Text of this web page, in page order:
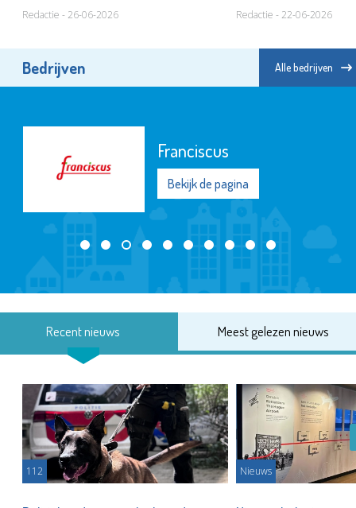
Redactie - 26-06-2026 Redactie - 22-06-2026
Bedrijven Alle bedrijven
Franciscus
Bekijk de pagina
Recent nieuws Meest gelezen nieuws
112 Nieuws